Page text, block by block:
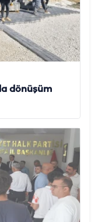
dönüşüm